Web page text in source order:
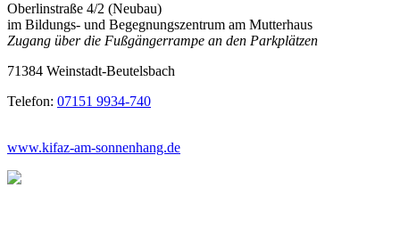
Oberlinstraße 4/2 (Neubau)
im Bildungs- und Begegnungszentrum am Mutterhaus
Zugang über die Fußgängerrampe an den Parkplätzen
71384 Weinstadt-Beutelsbach
Telefon: 07151 9934-740
www.kifaz-am-sonnenhang.de